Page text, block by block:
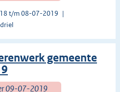
t/m 08-07-2019
gemeente
09-07-2019